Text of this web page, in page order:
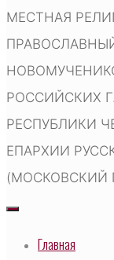
МЕСТНАЯ
РОССИЙСКИХ
РЕСПУБЛИКИ
ЕПАРХИИ
(МОСКОВСКИЙ
Главная